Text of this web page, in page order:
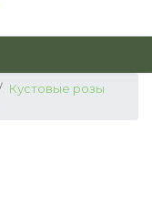
Кустовые розы